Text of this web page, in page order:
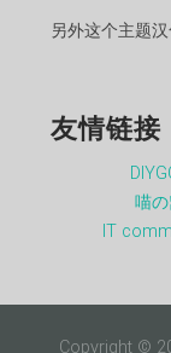
另外这个主题
友情链接
喵
IT
Copyright ©